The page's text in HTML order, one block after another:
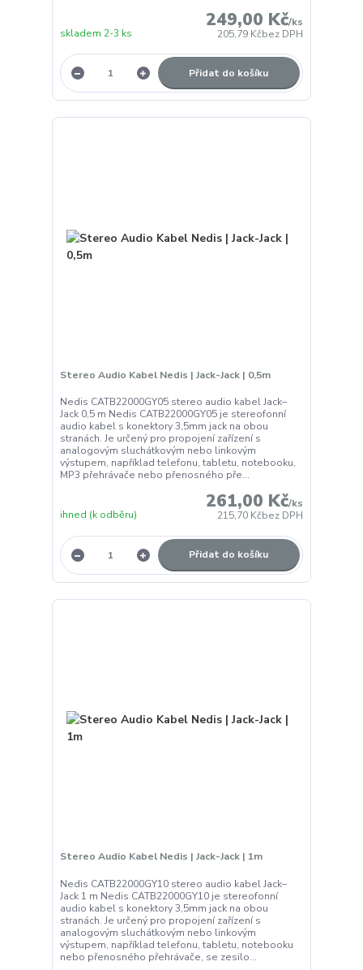
249,00 Kč/ks
205,79 Kčbez DPH
skladem 2-3 ks
Přidat do košíku
Stereo Audio Kabel Nedis | Jack-Jack | 0,5m
Nedis CATB22000GY05 stereo audio kabel Jack–
Jack 0,5 m Nedis CATB22000GY05 je stereofonní
audio kabel s konektory 3,5mm jack na obou
stranách. Je určený pro propojení zařízení s
analogovým sluchátkovým nebo linkovým
výstupem, například telefonu, tabletu, notebooku,
MP3 přehrávače nebo přenosného pře...
261,00 Kč/ks
215,70 Kčbez DPH
ihned (k odběru)
Přidat do košíku
Stereo Audio Kabel Nedis | Jack-Jack | 1m
Nedis CATB22000GY10 stereo audio kabel Jack–
Jack 1 m Nedis CATB22000GY10 je stereofonní
audio kabel s konektory 3,5mm jack na obou
stranách. Je určený pro propojení zařízení s
analogovým sluchátkovým nebo linkovým
výstupem, například telefonu, tabletu, notebooku
nebo přenosného přehrávače, se zesilo...